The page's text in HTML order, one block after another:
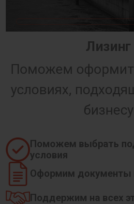
Лизинг
Поможем
условиях,
бизнесу
Поможем выбрать
условия
Оформим документы
Поддержим на всех